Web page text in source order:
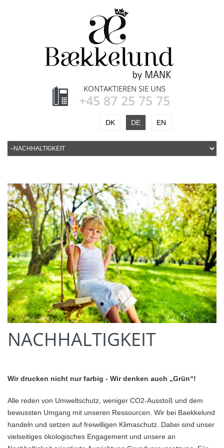
KONTAKTIEREN SIE UNS
+45 87 25 75 75
DK DE EN
NACHHALTIGKEIT
Wir drucken nicht nur farbig - Wir denken auch „Grün“!
Alle reden von Umweltschutz, weniger CO2-Ausstoß und dem
bewussten Umgang mit unseren Ressourcen. Wir bei Baekkelund
handeln und setzen auf freiwilligen Klimaschutz. Dabei sind unser
vielseitiges ökologisches Engagement und unsere an